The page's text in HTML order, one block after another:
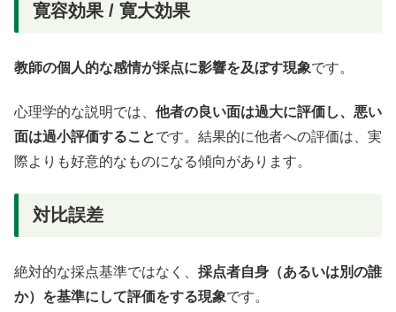
寛容効果 / 寛大効果
教師の個人的な感情が採点に影響を及ぼす現象です。
心理学的な説明では、 他者の良い面は過大に評価し、悪い
面は過小評価することです。結果的に他者への評価は、実
際よりも好意的なものになる傾向があります。
対比誤差
絶対的な採点基準ではなく、 採点者自身（あるいは別の誰
か）を基準にして評価をする現象です。